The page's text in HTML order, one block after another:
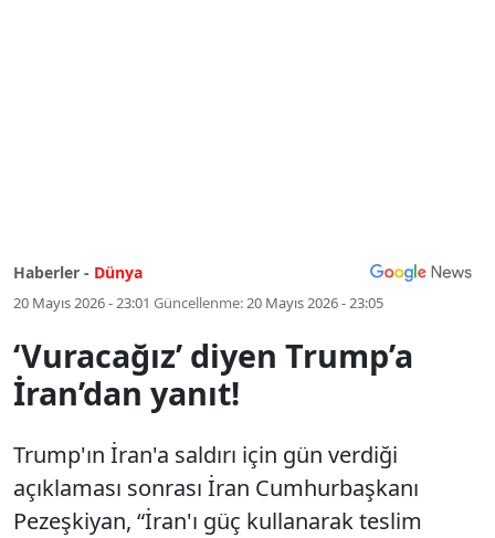
Haberler - Dünya
20 Mayıs 2026 - 23:01 Güncellenme:20 Mayıs 2026 - 23:05
‘Vuracağız’ diyen Trump’a
İran’dan yanıt!
Trump'ın İran'a saldırı için gün verdiği
açıklaması sonrası İran Cumhurbaşkanı
Pezeşkiyan, “İran'ı güç kullanarak teslim